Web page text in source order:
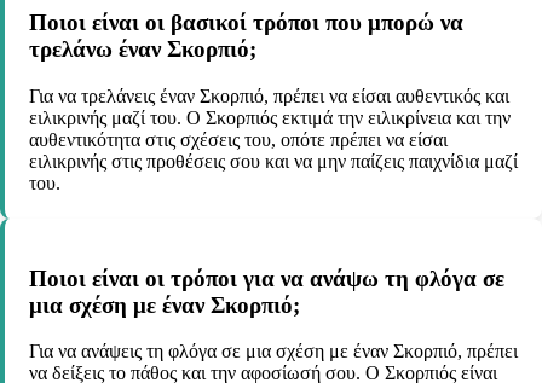
Ποιοι είναι οι βασικοί τρόποι που μπορώ να
τρελάνω έναν Σκορπιό;
Για να τρελάνεις έναν Σκορπιό, πρέπει να είσαι αυθεντικός και
ειλικρινής μαζί του. Ο Σκορπιός εκτιμά την ειλικρίνεια και την
αυθεντικότητα στις σχέσεις του, οπότε πρέπει να είσαι
ειλικρινής στις προθέσεις σου και να μην παίζεις παιχνίδια μαζί
του.
Ποιοι είναι οι τρόποι για να ανάψω τη φλόγα σε
μια σχέση με έναν Σκορπιό;
Για να ανάψεις τη φλόγα σε μια σχέση με έναν Σκορπιό, πρέπει
να δείξεις το πάθος και την αφοσίωσή σου. Ο Σκορπιός είναι